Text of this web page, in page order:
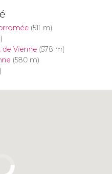
(511 m)
de Vienne (578 m)
(580 m)